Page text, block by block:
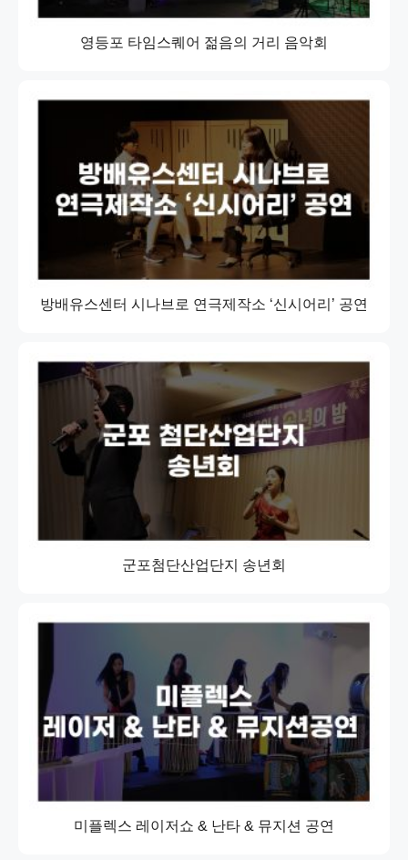
영등포 타임스퀘어 젊음의 거리 음악회
방배유스센터 시나브로 연극제작소 ‘신시어리’ 공연
군포첨단산업단지 송년회
미플렉스 레이저쇼 & 난타 & 뮤지션 공연